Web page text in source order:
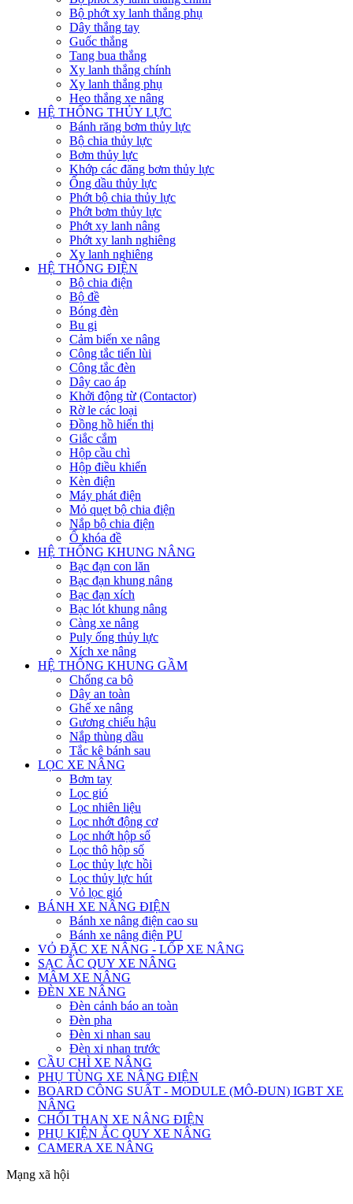
Bộ phớt xy lanh thắng phụ
Dây thắng tay
Guốc thắng
Tang bua thắng
Xy lanh thắng chính
Xy lanh thắng phụ
Heo thắng xe nâng
HỆ THỐNG THỦY LỰC
Bánh răng bơm thủy lực
Bộ chia thủy lực
Bơm thủy lực
Khớp các đăng bơm thủy lực
Ống dầu thủy lực
Phớt bộ chia thủy lực
Phớt bơm thủy lực
Phớt xy lanh nâng
Phớt xy lanh nghiêng
Xy lanh nghiêng
HỆ THỐNG ĐIỆN
Bộ chia điện
Bộ đề
Bóng đèn
Bu gi
Cảm biến xe nâng
Công tắc tiến lùi
Công tắc đèn
Dây cao áp
Khởi động từ (Contactor)
Rờ le các loại
Đồng hồ hiển thị
Giắc cắm
Hộp cầu chì
Hộp điều khiển
Kèn điện
Máy phát điện
Mỏ quẹt bộ chia điện
Nắp bộ chia điện
Ổ khóa đề
HỆ THỐNG KHUNG NÂNG
Bạc đạn con lăn
Bạc đạn khung nâng
Bạc đạn xích
Bạc lót khung nâng
Càng xe nâng
Puly ống thủy lực
Xích xe nâng
HỆ THỐNG KHUNG GẦM
Chống ca bô
Dây an toàn
Ghế xe nâng
Gương chiếu hậu
Nắp thùng dầu
Tắc kê bánh sau
LỌC XE NÂNG
Bơm tay
Lọc gió
Lọc nhiên liệu
Lọc nhớt động cơ
Lọc nhớt hộp số
Lọc thô hộp số
Lọc thủy lực hồi
Lọc thủy lực hút
Vỏ lọc gió
BÁNH XE NÂNG ĐIỆN
Bánh xe nâng điện cao su
Bánh xe nâng điện PU
VỎ ĐẶC XE NÂNG - LỐP XE NÂNG
SẠC ẮC QUY XE NÂNG
MÂM XE NÂNG
ĐÈN XE NÂNG
Đèn cảnh báo an toàn
Đèn pha
Đèn xi nhan sau
Đèn xi nhan trước
CẦU CHÌ XE NÂNG
PHỤ TÙNG XE NÂNG ĐIỆN
BOARD CÔNG SUẤT - MODULE (MÔ-ĐUN) IGBT XE
NÂNG
CHỔI THAN XE NÂNG ĐIỆN
PHỤ KIỆN ẮC QUY XE NÂNG
CAMERA XE NÂNG
Mạng xã hội